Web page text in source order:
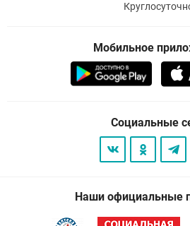
Мобильное
Социальные
Наши официальные